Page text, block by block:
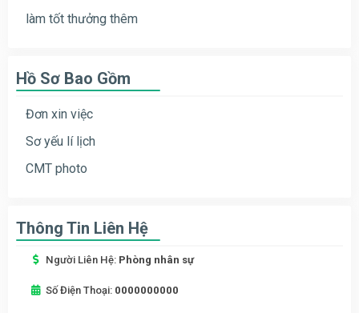
làm tốt thưởng thêm
Hồ Sơ Bao Gồm
Đơn xin việc
Sơ yếu lí lịch
CMT photo
Thông Tin Liên Hệ
Người Liên Hệ: Phòng nhân sự
Số Điện Thoại: 0000000000